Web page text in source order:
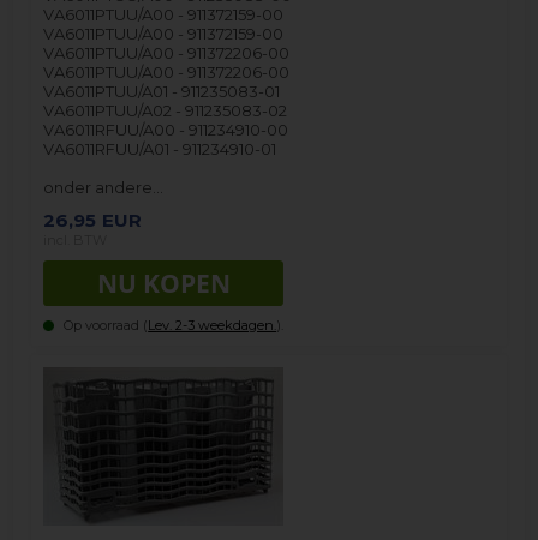
VA6011PTUU/A00 - 911372159-00
VA6011PTUU/A00 - 911372159-00
VA6011PTUU/A00 - 911372206-00
VA6011PTUU/A00 - 911372206-00
VA6011PTUU/A01 - 911235083-01
VA6011PTUU/A02 - 911235083-02
VA6011RFUU/A00 - 911234910-00
VA6011RFUU/A01 - 911234910-01
onder andere…
26,95 EUR
Op voorraad (Lev. 2-3 weekdagen. ).